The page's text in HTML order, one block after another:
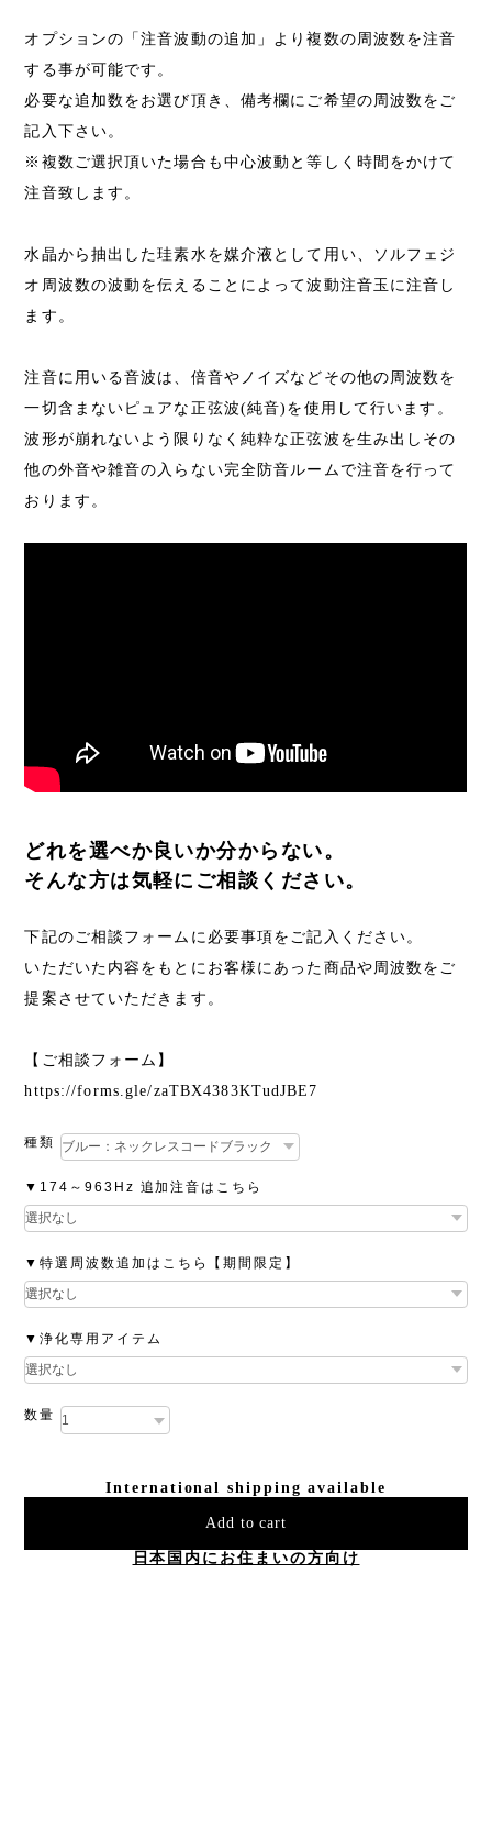
オプションの「注音波動の追加」より複数の周波数を注音
する事が可能です。
必要な追加数をお選び頂き、備考欄にご希望の周波数をご
記入下さい。
※複数ご選択頂いた場合も中心波動と等しく時間をかけて
注音致します。
水晶から抽出した珪素水を媒介液として用い、ソルフェジ
オ周波数の波動を伝えることによって波動注音玉に注音し
ます。
注音に用いる音波は、倍音やノイズなどその他の周波数を
一切含まないピュアな正弦波(純音)を使用して行います。
波形が崩れないよう限りなく純粋な正弦波を生み出しその
他の外音や雑音の入らない完全防音ルームで注音を行って
おります。
どれを選べか良いか分からない。
そんな方は気軽にご相談ください。
下記のご相談フォームに必要事項をご記入ください。
いただいた内容をもとにお客様にあった商品や周波数をご
提案させていただきます。
【ご相談フォーム】
https://forms.gle/zaTBX4383KTudJBE7
種類
▼174～963Hz 追加注音はこちら
▼特選周波数追加はこちら【期間限定】
▼浄化専用アイテム
数量
International shipping available
Add to cart
日本国内にお住まいの方向け